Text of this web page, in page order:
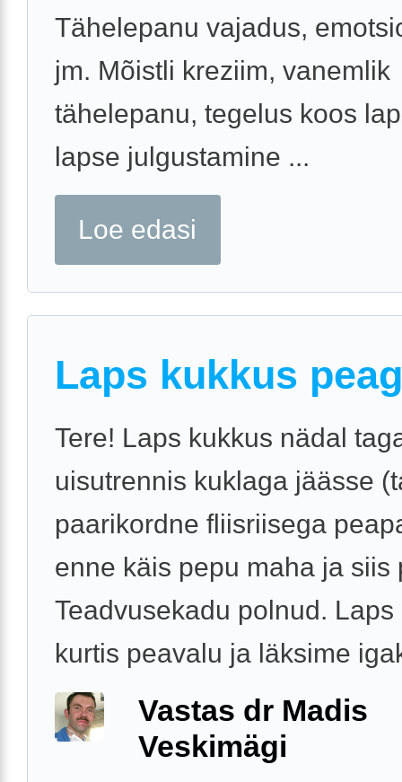
Tähelepanu vajadus,
jm. Mõistli kreziim, vanemlik
tähelepanu, tegelus koos
lapse julgustamine ...
Loe edasi
Laps kukkus
Tere! Laps kukkus nädal
uisutrennis kuklaga jäässe
paarikordne fliisriisega
enne käis pepu maha ja siis
Teadvusekadu polnud. Laps
kurtis peavalu ja läksime
Vastas dr Madis
Veskimägi